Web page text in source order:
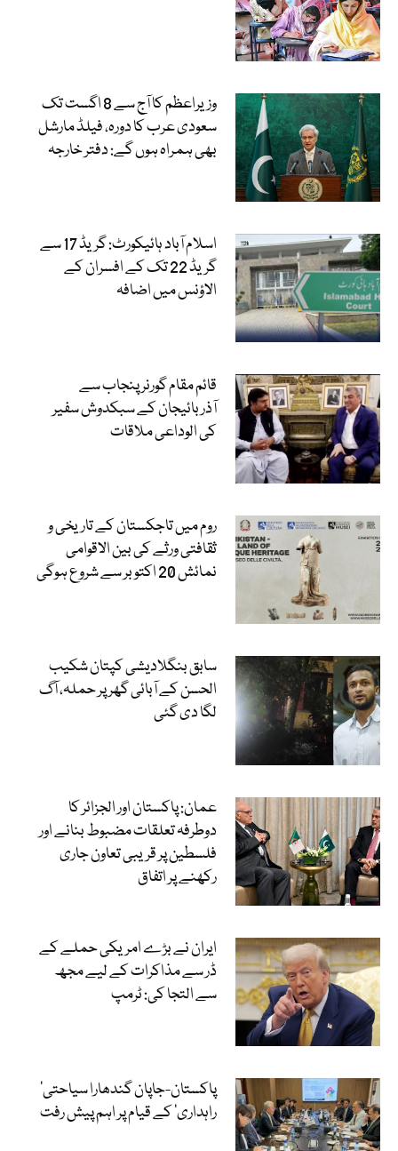
وزیراعظم کا آج سے 8 اگست تک
سعودی عرب کا دورہ، فیلڈ مارشل
بھی ہمراہ ہوں گے: دفتر خارجہ
اسلام آباد ہائیکورٹ: گریڈ 17 سے
گریڈ 22 تک کے افسران کے
الاؤنس میں اضافہ
قائم مقام گورنر پنجاب سے
آذربائیجان کے سبکدوش سفیر
کی الوداعی ملاقات
روم میں تاجکستان کے تاریخی و
ثقافتی ورثے کی بین الاقوامی
نمائش 20 اکتوبر سے شروع ہوگی
سابق بنگلادیشی کپتان شکیب
الحسن کے آبائی گھر پر حملہ، آگ
لگا دی گئی
عمان: پاکستان اور الجزائر کا
دوطرفہ تعلقات مضبوط بنانے اور
فلسطین پر قریبی تعاون جاری
رکھنے پر اتفاق
ایران نے بڑے امریکی حملے کے
ڈر سے مذاکرات کے لیے مجھ
سے التجا کی: ٹرمپ
‘پاکستان-جاپان گندھارا سیاحتی
راہداری’ کے قیام پر اہم پیش رفت